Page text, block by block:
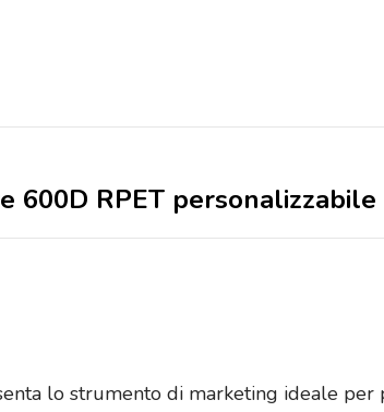
600D RPET
lo strumento di marketing ideale